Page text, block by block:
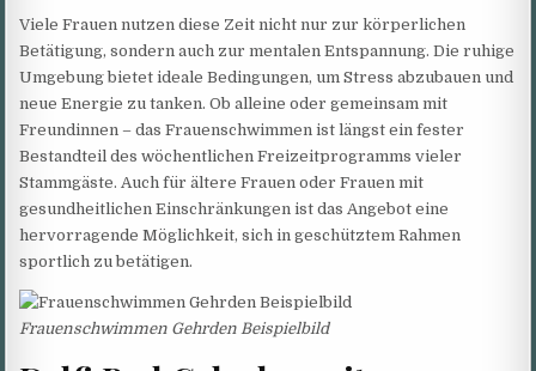
Viele Frauen nutzen diese Zeit nicht nur zur körperlichen
Betätigung, sondern auch zur mentalen Entspannung. Die ruhige
Umgebung bietet ideale Bedingungen, um Stress abzubauen und
neue Energie zu tanken. Ob alleine oder gemeinsam mit
Freundinnen – das Frauenschwimmen ist längst ein fester
Bestandteil des wöchentlichen Freizeitprogramms vieler
Stammgäste. Auch für ältere Frauen oder Frauen mit
gesundheitlichen Einschränkungen ist das Angebot eine
hervorragende Möglichkeit, sich in geschütztem Rahmen
sportlich zu betätigen.
Frauenschwimmen Gehrden Beispielbild